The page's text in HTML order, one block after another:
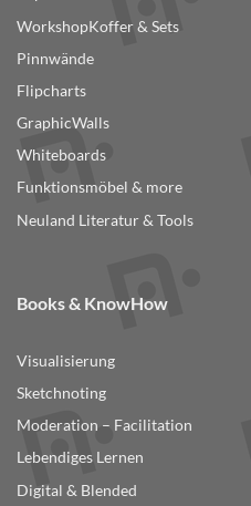
gewählt
werden
WorkshopKoffer & Sets
Pinnwände
Flipcharts
GraphicWalls
Whiteboards
Funktionsmöbel & more
Neuland Literatur & Tools
Books & KnowHow
Visualisierung
Sketchnoting
Moderation – Facilitation
Lebendiges Lernen
Digital & Blended